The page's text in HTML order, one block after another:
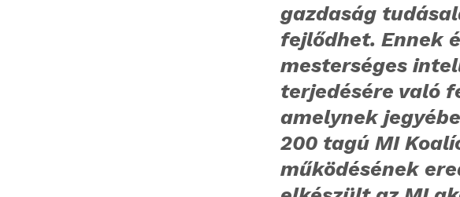
gazdaság
fejlődhet. Ennek
mesterséges
terjedésére való
amelynek
200 tagú MI
működésének